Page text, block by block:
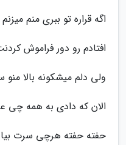
اگه قراره تو ببری منم
افتادم رو دور فراموش
ولی دلم میشکونه بالا منو
الان که دادی به همه چی
حفته حفته هرچی سرت